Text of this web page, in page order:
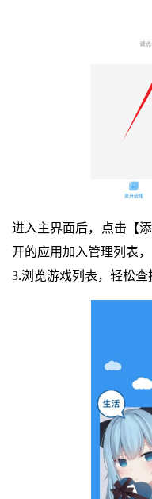
进入主界面后，点击【
开的应用加入管理列表
3.浏览游戏列表，轻松查